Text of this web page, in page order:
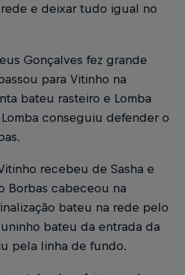
e deixar tudo igual no
Gonçalves fez grande
para Vitinho na
bateu rasteiro e Lomba
conseguiu defender o
recebeu de Sasha e
Borbas cabeceou na
bateu na rede pelo
bateu da entrada da
pela linha de fundo.